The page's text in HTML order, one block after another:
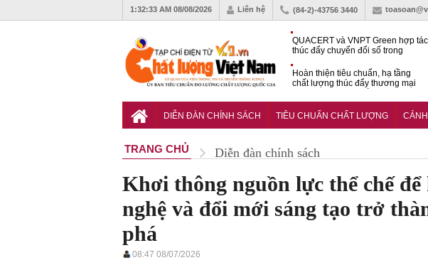
1:32:34 AM 08/08/2026 Liên hệ (84-2)-43756 3440
QUACERT và VNPT Green hợp tác
thúc đẩy chuyển đổi số trong
Hoàn thiện tiêu chuẩn, hạ tầng
chất lượng thúc đẩy thương mại
nghiền di động
DIỄN ĐÀN CHÍNH SÁCH TIÊU CHUẨN CHẤT LƯỢNG
TRANG CHỦ Diễn đàn chính sách
Khơi thông nguồn lực thể chế để
nghệ và đổi mới sáng tạo trở
phá
08:47 08/07/2026